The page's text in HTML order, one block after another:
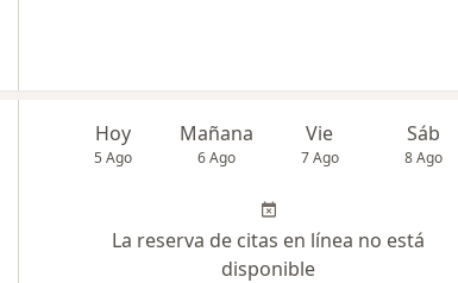
Hoy
5 Ago
Mañana
6 Ago
Vie
7 Ago
Sáb
8 Ago
La reserva de citas en línea no está
disponible